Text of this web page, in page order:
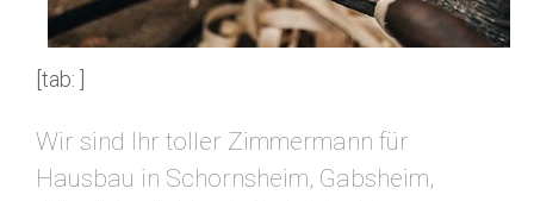
[tab: ]
Wir sind Ihr toller Zimmermann für
Hausbau in Schornsheim, Gabsheim,